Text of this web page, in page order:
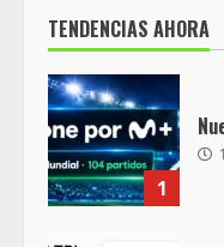
TENDENCIAS AHORA
1